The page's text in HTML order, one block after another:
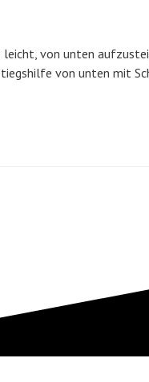
von unten
von unten mit